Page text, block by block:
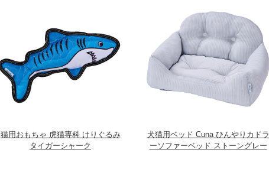
猫用おもちゃ 虎猫専科 けりぐるみ
タイガーシャーク
犬猫用ベッド Cuna ひんやりカドラ
ーソファーベッド ストーングレー